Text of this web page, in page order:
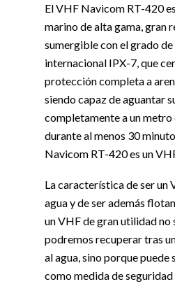
El VHF Navicom RT-420
marino de alta gama, gran
sumergible con el grado
internacional IPX-7, que
protección completa a
siendo capaz de aguantar
completamente a un
durante al menos 30
Navicom RT-420 es un
La característica de ser un
agua y de ser además
un VHF de gran utilidad no
podremos recuperar tras
al agua, sino porque puede
como medida de seguridad